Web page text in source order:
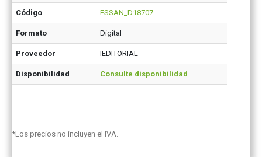
Código FSSAN_D18707
Formato Digital
Proveedor IEDITORIAL
Disponibilidad Consulte disponibilidad
*Los precios no incluyen el IVA.